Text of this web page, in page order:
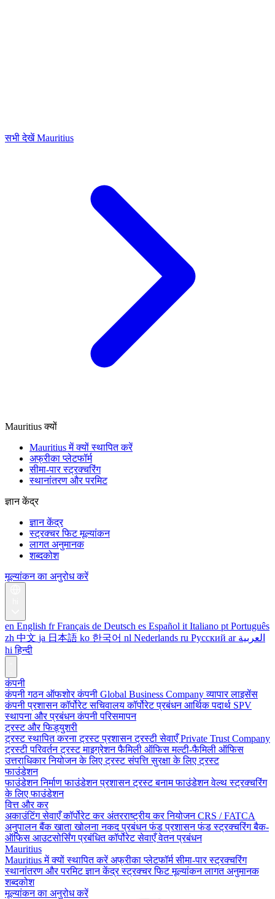
सभी देखें Mauritius
Mauritius क्यों
Mauritius में क्यों स्थापित करें
अफ्रीका प्लेटफॉर्म
सीमा-पार स्ट्रक्चरिंग
स्थानांतरण और परमिट
ज्ञान केंद्र
ज्ञान केंद्र
स्ट्रक्चर फिट मूल्यांकन
लागत अनुमानक
शब्दकोश
मूल्यांकन का अनुरोध करें
en English fr Français de Deutsch es Español it Italiano pt Português
zh 中文 ja 日本語 ko 한국어 nl Nederlands ru Русский ar العربية
hi हिन्दी
कंपनी
कंपनी गठनऑफशोर कंपनी Global Business Companyव्यापार लाइसेंस
कंपनी प्रशासनकॉर्पोरेट सचिवालयकॉर्पोरेट प्रबंधनआर्थिक पदार्थ SPV
स्थापना और प्रबंधनकंपनी परिसमापन
ट्रस्ट और फिड्युशरी
ट्रस्ट स्थापित करनाट्रस्ट प्रशासनट्रस्टी सेवाएँPrivate Trust Company
ट्रस्टी परिवर्तनट्रस्ट माइग्रेशनफैमिली ऑफिसमल्टी-फैमिली ऑफिस
उत्तराधिकार नियोजन के लिए ट्रस्टसंपत्ति सुरक्षा के लिए ट्रस्ट
फाउंडेशन
फाउंडेशन निर्माणफाउंडेशन प्रशासनट्रस्ट बनाम फाउंडेशनवेल्थ स्ट्रक्चरिंग
के लिए फाउंडेशन
वित्त और कर
अकाउंटिंग सेवाएँकॉर्पोरेट करअंतरराष्ट्रीय कर नियोजनCRS / FATCA
अनुपालनबैंक खाता खोलनानकद प्रबंधनफंड प्रशासनफंड स्ट्रक्चरिंगबैक-
ऑफिस आउटसोर्सिंगप्रबंधित कॉर्पोरेट सेवाएँवेतन प्रबंधन
Mauritius
Mauritius में क्यों स्थापित करेंअफ्रीका प्लेटफॉर्मसीमा-पार स्ट्रक्चरिंग
स्थानांतरण और परमिटज्ञान केंद्रस्ट्रक्चर फिट मूल्यांकनलागत अनुमानक
शब्दकोश
मूल्यांकन का अनुरोध करें